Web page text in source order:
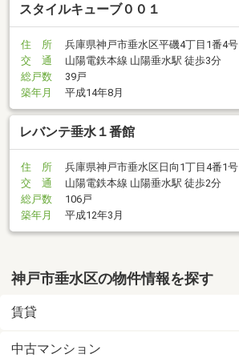
スタイルキューブ００１
住 所
兵庫県神戸市垂水区平磯4丁目1番4号
交 通
山陽電鉄本線 山陽垂水駅 徒歩3分
総戸数
39戸
築年月
平成14年8月
レバンテ垂水１番館
住 所
兵庫県神戸市垂水区日向1丁目4番1号
交 通
山陽電鉄本線 山陽垂水駅 徒歩2分
総戸数
106戸
築年月
平成12年3月
神戸市垂水区の物件情報を探す
賃貸
中古マンション